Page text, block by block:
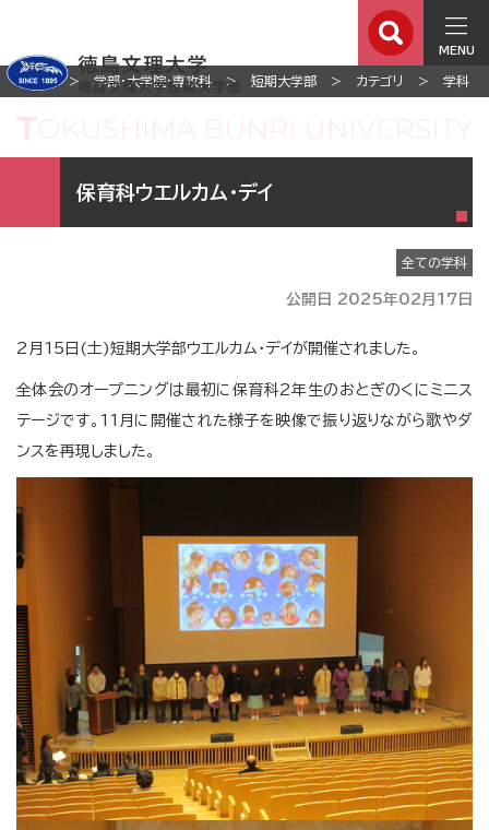
MENU
ホーム 学部・大学院・専攻科 短期大学部 カテゴリ 学科
保育科ウエルカム・デイ
全ての学科
公開日 2025年02月17日
2月15日(土)短期大学部ウエルカム・デイが開催されました。
全体会のオープニングは最初に保育科2年生のおとぎのくにミニス
テージです。11月に開催された様子を映像で振り返りながら歌やダ
ンスを再現しました。